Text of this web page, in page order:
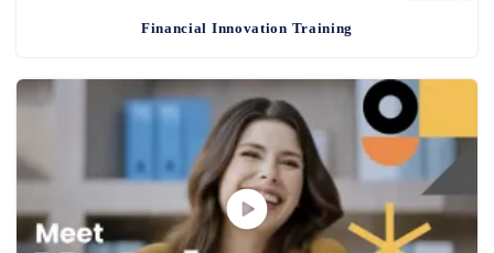
Financial Innovation Training